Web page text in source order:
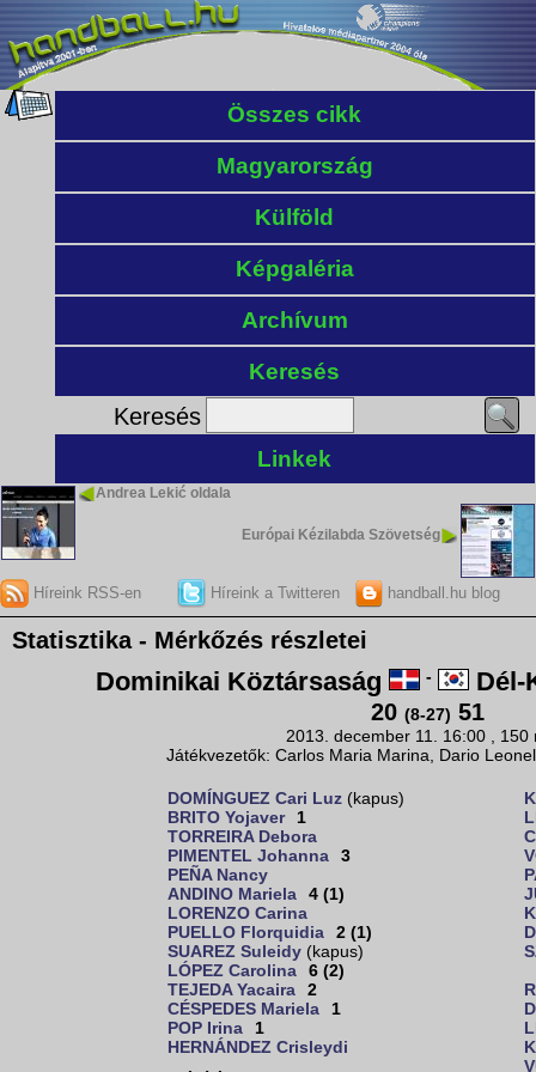
Összes cikk
Magyarország
Külföld
Képgaléria
Archívum
Keresés
Keresés
Linkek
Andrea Lekić oldala
Európai Kézilabda Szövetség
Híreink RSS-en Híreink a Twitteren handball.hu blog
Statisztika - Mérkőzés részletei
Dominikai Köztársaság - Dél-
20 (8-27) 51
2013. december 11. 16:00 , 150
Játékvezetők: Carlos Maria Marina, Dario
DOMÍNGUEZ Cari Luz (kapus)
BRITO Yojaver
1
TORREIRA Debora
PIMENTEL Johanna
3
PEÑA Nancy
ANDINO Mariela
4 (1)
LORENZO Carina
PUELLO Florquidia
2 (1)
SUAREZ Suleidy (kapus)
LÓPEZ Carolina
6 (2)
TEJEDA Yacaira
2
CÉSPEDES Mariela
1
POP Irina
1
HERNÁNDEZ Crisleydi